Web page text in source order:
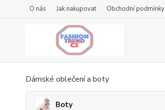
O nás Jak nakupovat Obchodní podmínky
Dámské oblečení a boty
Boty